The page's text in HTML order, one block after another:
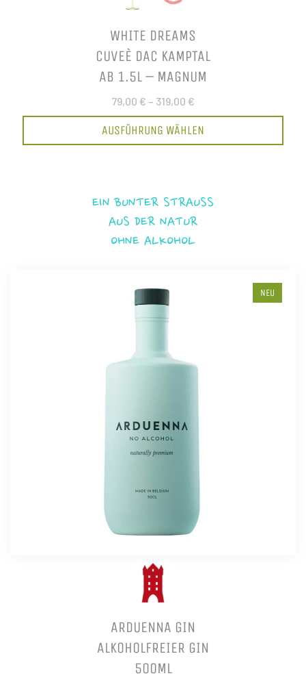
WHITE DREAMS
CUVEÈ DAC KAMPTAL
AB 1.5L – MAGNUM
79,00 € – 319,00 €
AUSFÜHRUNG WÄHLEN
EIN BUNTER STRAUSS
AUS DER NATUR
OHNE ALKOHOL
NEU
ARDUENNA GIN
ALKOHOLFREIER GIN
500ML